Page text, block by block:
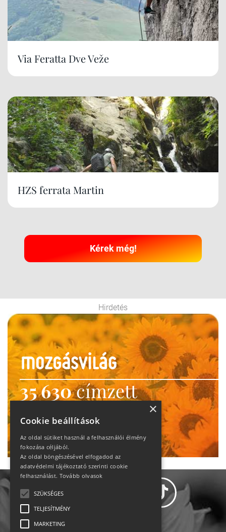
Via Feratta Dve Veže
HZS ferrata Martin
Kérek még!
Hirdetés
35 630címzett
heti motiváció
Ne maradj le!
×
Cookie beállítások
Az oldal sütiket használ a felhasználói élmény
fokozása céljából.
Az oldal böngészésével elfogadod az
adatvédelmi tájékoztató szerinti cookie
felhasználást. Tovább olvasok
SZÜKSÉGES
TELJESÍTMÉNY
MARKETING